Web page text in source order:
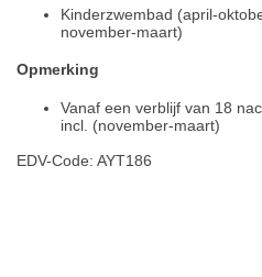
Kinderzwembad (april-
november-maart)
Opmerking
Vanaf een verblijf van 18
incl. (november-maart)
EDV-Code: AYT186